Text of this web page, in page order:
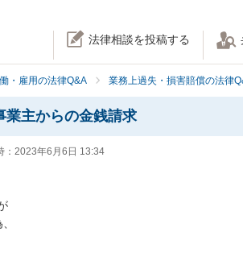
法律相談を投稿する
・雇用の法律Q&A 業務上過失・損害賠償の法律
業主からの金銭請求
2023年6月6日 13:34